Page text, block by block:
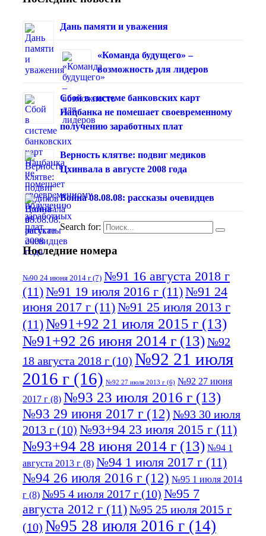
Дань памяти и уважения
«Команда будущего» –
возможность для лидеров
Сбой в системе банковских карт
Нацбанка не помешает своевременному
получению заработных плат
Верность клятве: подвиг медиков
Цхинвала в августе 2008 года
Война 08.08.08: рассказы очевидцев
Search for:
Последние номера
№90 24 июня 2014 г (7) №91 16 августа 2018 г
(11)№91 19 июля 2016 г (11)№91 24
июня 2017 г (11)№91 25 июля 2013 г
(11)№91+92 21 июля 2015 г (13)
№91+92 26 июня 2014 г (13)№92
18 августа 2018 г (10) №92 21 июля
2016 г (16) №92 27 июля 2013 г (6) №92 27 июня
2017 г (8) №93 23 июля 2016 г (13)
№93 29 июня 2017 г (12) №93 30 июля
2013 г (10) №93+94 23 июля 2015 г (11)
№93+94 28 июня 2014 г (13) №94 1
августа 2013 г (8) №94 1 июля 2017 г (11)
№94 26 июля 2016 г (12) №95 1 июля 2014
г (8) №95 4 июля 2017 г (10) №95 7
августа 2012 г (11)№95 25 июля 2015 г
(10) №95 28 июля 2016 г (14)